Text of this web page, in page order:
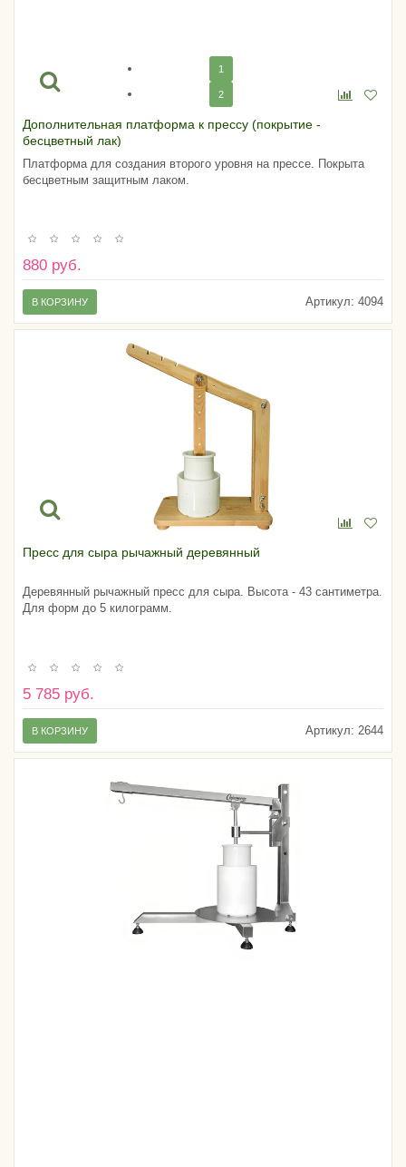
1
2
Дополнительная платформа к прессу (покрытие -
бесцветный лак)
Платформа для создания второго уровня на прессе. Покрыта
бесцветным защитным лаком.
880 руб.
Артикул: 4094
В КОРЗИНУ
Пресс для сыра рычажный деревянный
Деревянный рычажный пресс для сыра. Высота - 43 сантиметра.
Для форм до 5 килограмм.
5 785 руб.
Артикул: 2644
В КОРЗИНУ